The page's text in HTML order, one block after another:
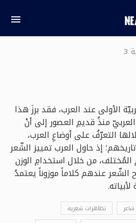
الأولى عند العرب، فقد برزَ هذا
منذُ قديمِ العصور إلى أنْ
التعرّفُ على أوضاعِ العرب،
إذ حاول العرب تمييز الشّعر
المُختلف، من خلال استخدامِ الوزن
الشّعر عندهم كلاماً موزوناً يعتمدُ
شاعر
تظاهرات شعرية